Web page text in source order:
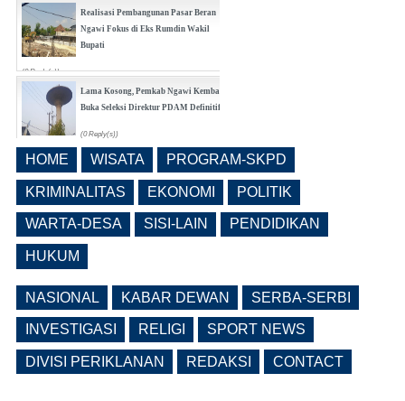
Realisasi Pembangunan Pasar Beran
Ngawi Fokus di Eks Rumdin Wakil
Bupati
(0 Reply(s))
Lama Kosong, Pemkab Ngawi Kembali
Buka Seleksi Direktur PDAM Definitif
(0 Reply(s))
Ruang, Pelanggaran Berpotensi
Fasilitas
(0 Reply(s))
HOME WISATA PROGRAM-SKPD
KRIMINALITAS EKONOMI POLITIK
WARTA-DESA SISI-LAIN PENDIDIKAN
HUKUM
NASIONAL KABAR DEWAN SERBA-SERBI
INVESTIGASI RELIGI SPORT NEWS
DIVISI PERIKLANAN REDAKSI CONTACT